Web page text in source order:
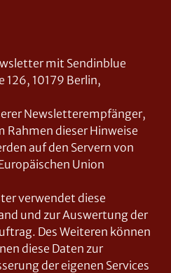
mit Sendinblue
126, 10179 Berlin,
Newsletterempfänger,
Rahmen dieser Hinweise
auf den Servern von
Union
verwendet diese
und zur Auswertung der
Des Weiteren können
diese Daten zur
der eigenen Services